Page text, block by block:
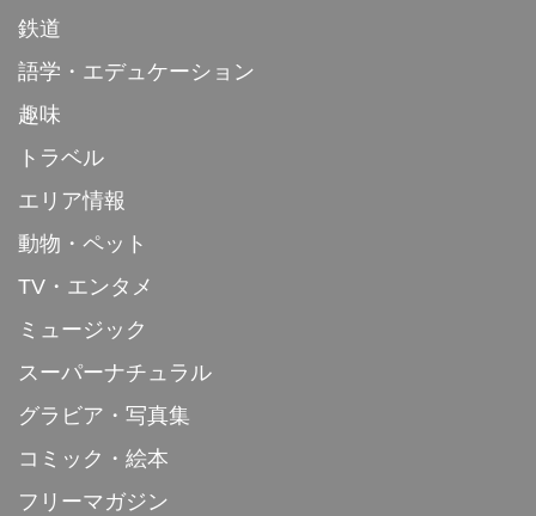
鉄道
語学・エデュケーション
趣味
トラベル
エリア情報
動物・ペット
TV・エンタメ
ミュージック
スーパーナチュラル
グラビア・写真集
コミック・絵本
フリーマガジン